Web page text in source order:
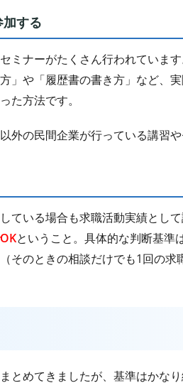
する
ミナーがたくさん行われていま
」や「履歴書の書き方」など、
た方法です。
外の民間企業が行っている講習や
ている場合も求職活動実績とし
ということ。具体的な判断基準
そのときの相談だけでも1回の求
とめてきましたが、基準はかな